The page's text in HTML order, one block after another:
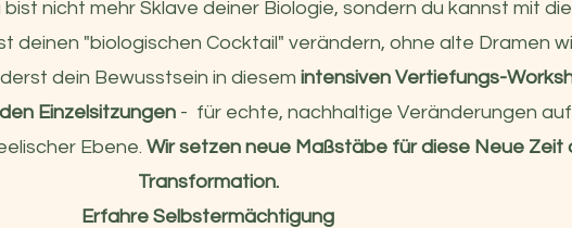
bist nicht mehr Sklave deiner Biologie, sondern du kannst mit
deinen "biologischen Cocktail" verändern, ohne alte Dramen
dein Bewusstsein in diesem intensiven Vertiefungs-
Einzelsitzungen- für echte, nachhaltige Veränderungen auf
Ebene. Wir setzen neue Maßstäbe für diese Neue Zeit
Transformation.
Erfahre Selbstermächtigung